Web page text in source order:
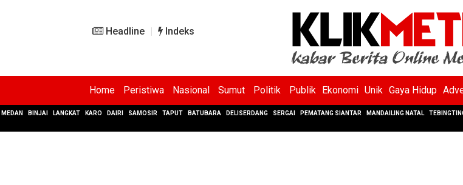
Headline Indeks
Home Peristiwa Nasional Sumut Politik Publik Ekonomi Unik Gaya Hidup
MEDAN BINJAI LANGKAT KARO DAIRI SAMOSIR TAPUT BATUBARA DELISERDANG SERGAI PEMATANG SIANTAR MANDAILING NATAL